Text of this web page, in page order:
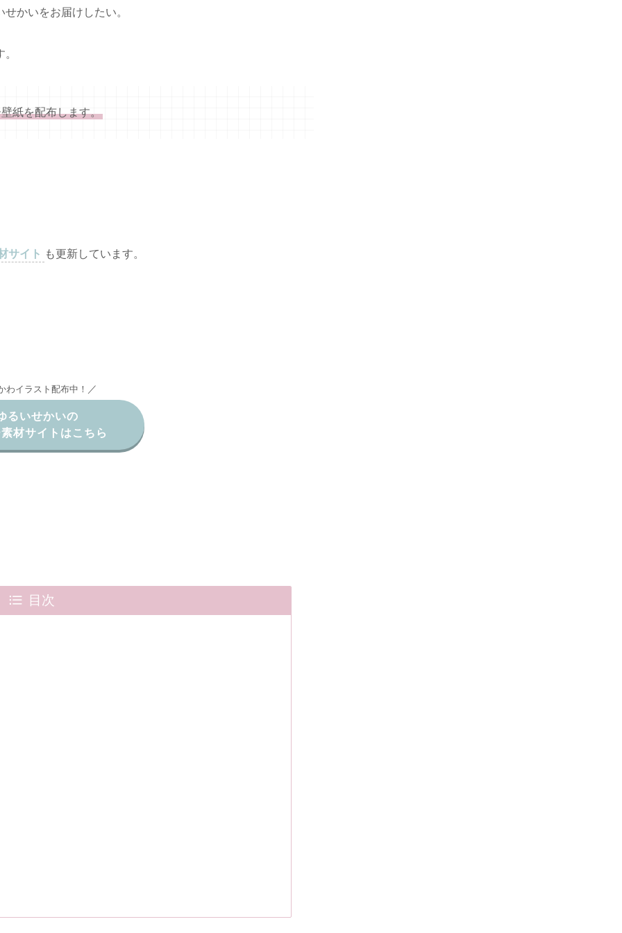
かいをお届けしたい。
紙を配布します。
サイト も更新しています。
わイラスト配布中！ ／
るいせかいの
材サイトはこちら
目次